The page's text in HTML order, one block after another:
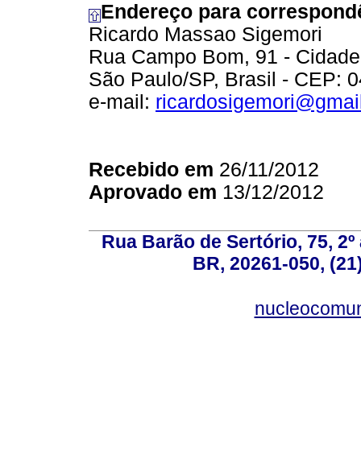
Endereço para
Ricardo Massao Sigemori
Rua Campo Bom, 91 -
São Paulo/SP, Brasil - CEP:
e-mail:
Recebido em 26/11/2012
Aprovado em 13/12/2012
Rua Barão de Sertório, 75,
BR, 20261-050,